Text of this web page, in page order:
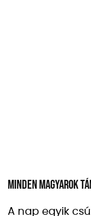
Minden Magyarok
A nap egyik